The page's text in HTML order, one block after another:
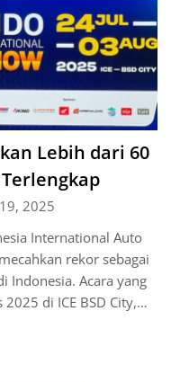
Lebih dari 60
2025
International Auto
rekor sebagai
Indonesia. Acara yang
2025 di ICE BSD City,…